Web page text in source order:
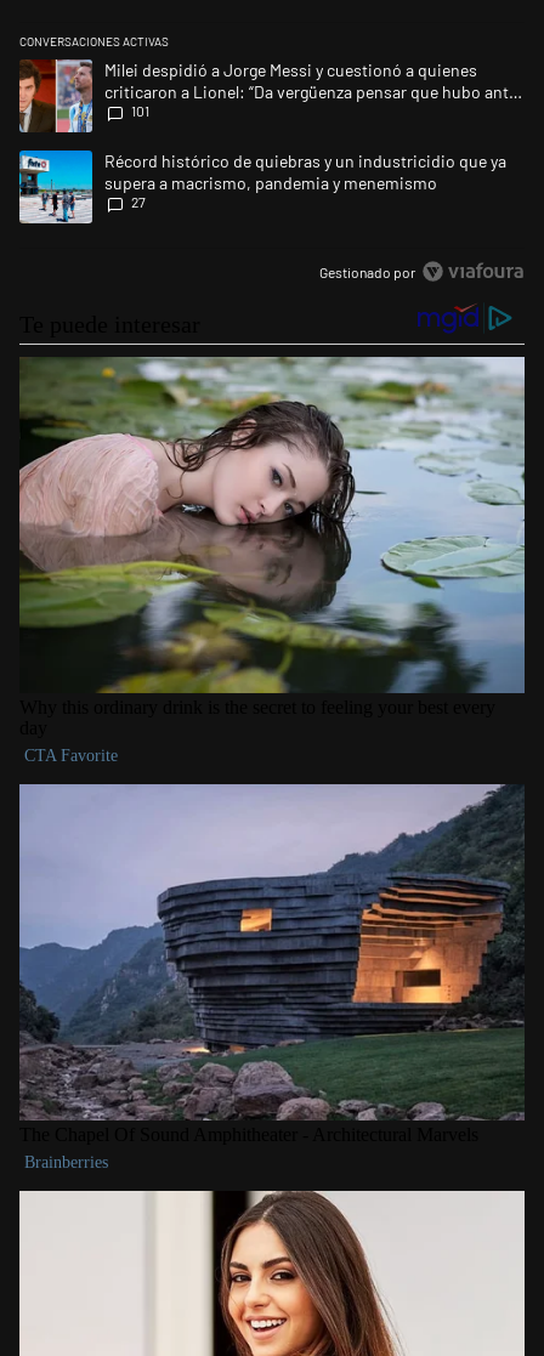
CONVERSACIONES ACTIVAS
Este listado muestra los artículos con más comentarios en los últimos
Un artículo de tendencia con el título "Milei despidió a Jorge Messi y
Milei despidió a Jorge Messi y cuestionó a quienes
criticaron a Lionel: “Da vergüenza pensar que hubo anti-
Messi”
101
Un artículo de tendencia con el título "Récord histórico de quiebras y
Récord histórico de quiebras y un industricidio que ya
supera a macrismo, pandemia y menemismo
27
Gestionado por